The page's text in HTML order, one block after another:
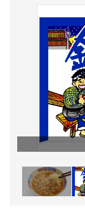
製造業のIT導入・活
モノづくり技術者専
エレクトロニクス専門
電子設計の基本と応用
エネルギーの専門メ
建設×テクノロジーの
ちょっと気になるネ